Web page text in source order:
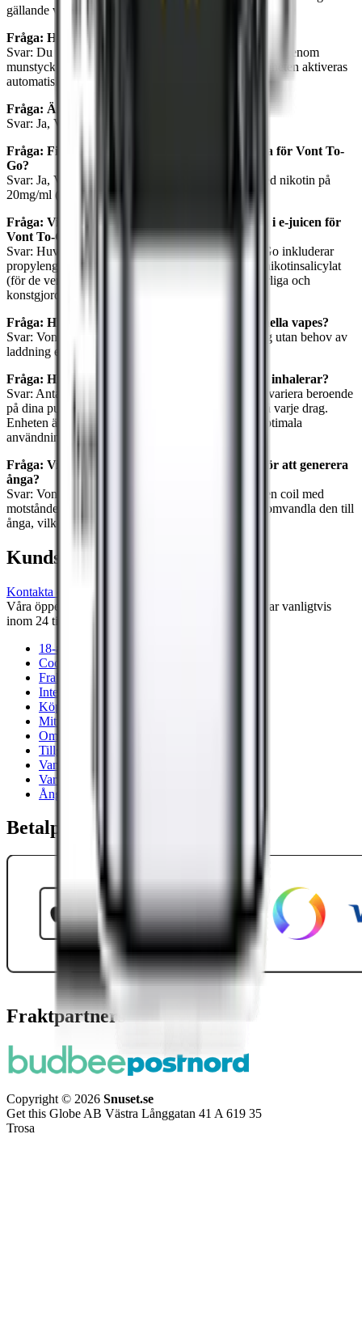
gällande vaping.
Fråga: Hur aktiverar jag min Vont To-Go?
Svar: Du aktiverar din Vont To-Go genom att inhalera genom
munstycket. Det finns inga knappar att trycka på, enheten aktiveras
automatiskt vid inhalering.
Fråga: Är Vont To-Go fritt från tobak?
Svar: Ja, Vont To-Go är helt fritt från tobak.
Fråga: Finns det olika nikotinstyrkor tillgängliga för Vont To-
Go?
Svar: Ja, Vont To-Go finns i två huvudvarianter: med nikotin på
20mg/ml (2%) och helt nikotinfria alternativ (0mg).
Fråga: Vilka är de huvudsakliga ingredienserna i e-juicen för
Vont To-Go?
Svar: Huvudingredienserna i e-juicen för Vont To-Go inkluderar
propylenglykol (PG), vegetabiliskt glycerin (VG), nikotinsalicylat
(för de versioner som innehåller nikotin), samt naturliga och
konstgjorda smakämnen.
Fråga: Hur skiljer sig Vont To-Go från traditionella vapes?
Svar: Vont To-Go är designad för direkt användning utan behov av
laddning eller påfyllning.
Fråga: Hur påverkas antalet puffar av hur man inhalerar?
Svar: Antalet puffar du får från en Vont To-Go kan variera beroende
på dina puffar, inklusive längden och intensiteten på varje drag.
Enheten är designad för upp till 800 puffar under optimala
användningsförhållanden.
Fråga: Vilken teknologi använder Vont To-Go för att generera
ånga?
Svar: Vont To-Go använder ett inbyggt batteri och en coil med
motståndet 1.8 ohm för att värma upp e-juicen och omvandla den till
ånga, vilket aktiveras genom inhalering.
Kundservice
Kontakta oss
Våra öppettider är: Alla dagar 08:00 - 18:00 Vi svarar vanligtvis
inom 24 timmar på vardagar.
18-årsgräns
Cookiepolicy
Frakt- och leveransvillkor
Integritetspolicy
Köpvillkor
Mitt konto
Om Snuset.se
Tillgänglighetsredogörelse
Vanliga frågor
Varumärken
Ånger
Betalpartner
Fraktpartners
Copyright © 2026 Snuset.se
Get this Globe AB Västra Långgatan 41 A 619 35
Trosa